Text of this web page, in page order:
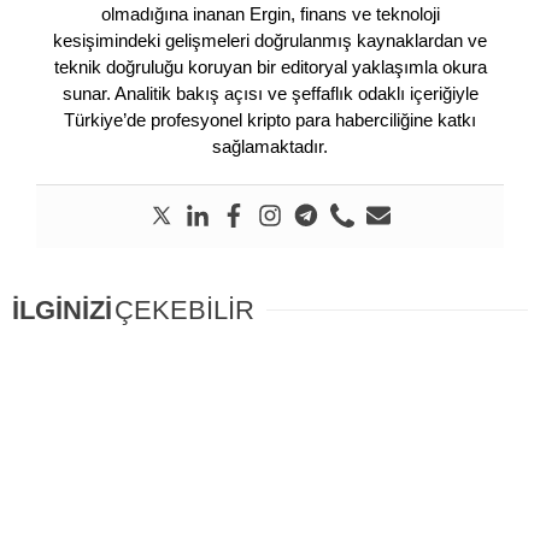
olmadığına inanan Ergin, finans ve teknoloji
kesişimindeki gelişmeleri doğrulanmış kaynaklardan ve
teknik doğruluğu koruyan bir editoryal yaklaşımla okura
sunar. Analitik bakış açısı ve şeffaflık odaklı içeriğiyle
Türkiye’de profesyonel kripto para haberciliğine katkı
sağlamaktadır.
İLGİNİZİÇEKEBİLİR